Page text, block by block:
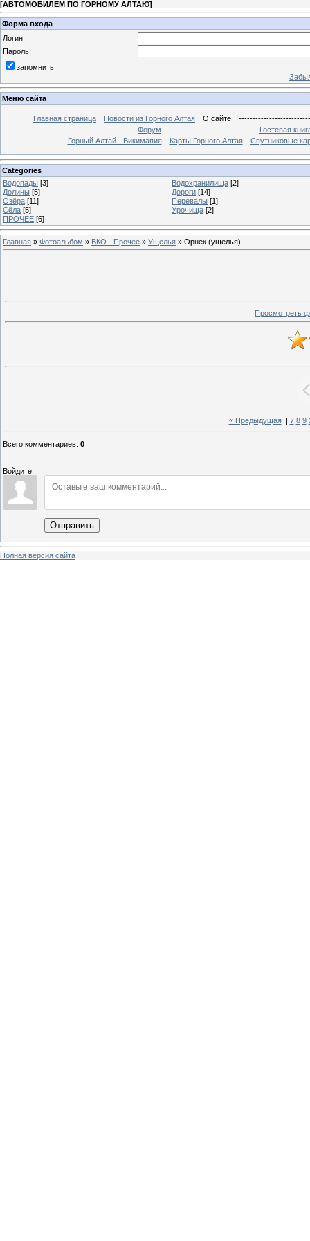
[АВТОМОБИЛЕМ ПО ГОРНОМУ АЛТАЮ]
Форма входа
Логин:
Пароль:
запомнить
Меню сайта
Главная страница Новости из Горного Алтая О сайте
------------------------------
Форум ------------------------------
Гостевая
Горный Алтай - Викимапия
Карты Горного Алтая Спутниковые
Categories
Водопады [3] Водохранилища [2]
Долины [5] Дороги [14]
Озёра [11] Перевалы [1]
Сёла [5] Урочища [2]
ПРОЧЕЕ [6]
Главная » Фотоальбом » ВКО - Прочее » Ущелья » Орнек (ущелья)
Просмотреть
« Предыдущая| 7 8 9
Всего комментариев: 0
Войдите:
Отправить
Полная версия сайта